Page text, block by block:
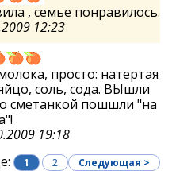
, семье понравилось.
12:23
просто: натертая
соль, сода. ВЫшли
сметанкой пошшли "на
19:18
1 2 Следующая >